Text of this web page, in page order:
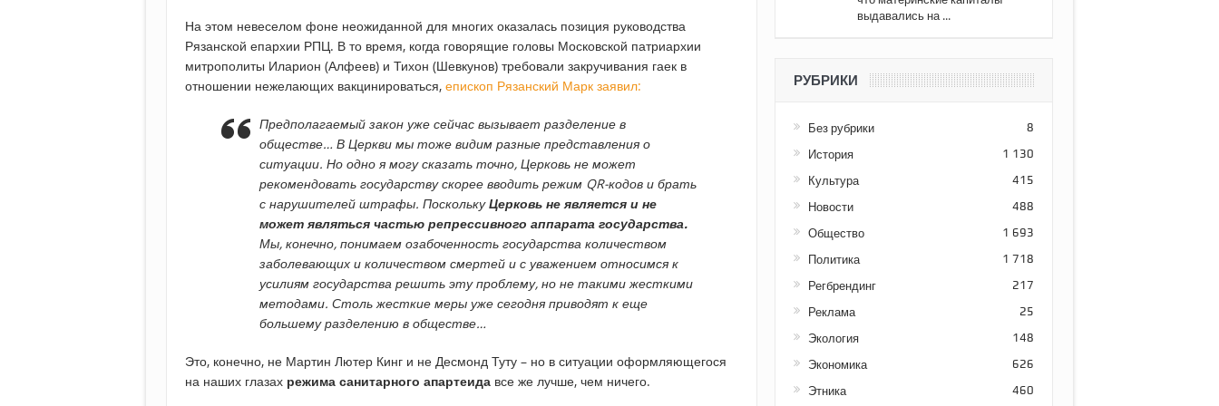
На этом невеселом фоне неожиданной для многих оказалась позиция руководства
Рязанской епархии РПЦ. В то время, когда говорящие головы Московской патриархии
митрополиты Иларион (Алфеев) и Тихон (Шевкунов) требовали закручивания гаек в
отношении нежелающих вакцинироваться, епископ Рязанский Марк заявил:
Предполагаемый закон уже сейчас вызывает разделение в
обществе… В Церкви мы тоже видим разные представления о
ситуации. Но одно я могу сказать точно, Церковь не может
рекомендовать государству скорее вводить режим QR-кодов и брать
с нарушителей штрафы. ПосколькуЦерковь не является и не
может являться частью репрессивного аппарата государства.
Мы, конечно, понимаем озабоченность государства количеством
заболевающих и количеством смертей и с уважением относимся к
усилиям государства решить эту проблему, но не такими жесткими
методами. Столь жесткие меры уже сегодня приводят к еще
большему разделению в обществе…
Это, конечно, не Мартин Лютер Кинг и не Десмонд Туту – но в ситуации оформляющегося
на наших глазах режима санитарного апартеида все же лучше, чем ничего.
выдавались на ...
РУБРИКИ
Без рубрики 8
История 1 130
Культура 415
Новости 488
Общество 1 693
Политика 1 718
Регбрендинг 217
Реклама 25
Экология 148
Экономика 626
Этника 460